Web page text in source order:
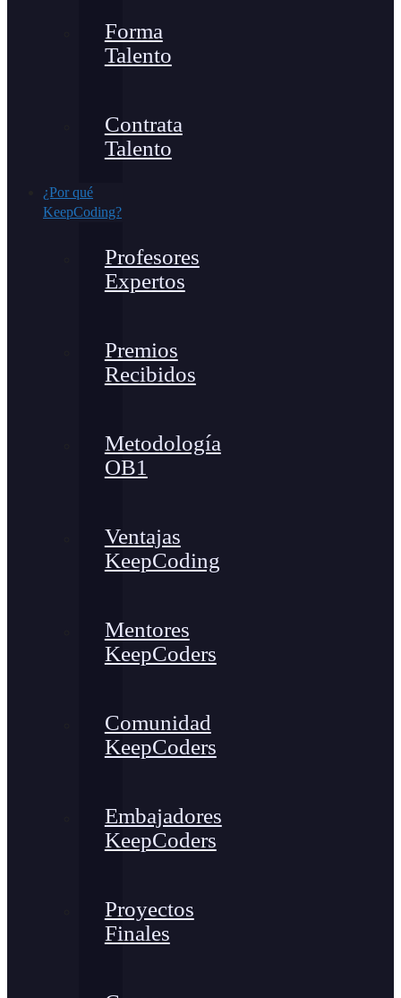
Forma
Talento
Contrata
Talento
¿Por qué
KeepCoding?
Profesores
Expertos
Premios
Recibidos
Metodología
OB1
Ventajas
KeepCoding
Mentores
KeepCoders
Comunidad
KeepCoders
Embajadores
KeepCoders
Proyectos
Finales